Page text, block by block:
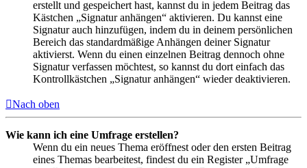
erstellt und gespeichert hast, kannst du in jedem Beitrag das
Kästchen „Signatur anhängen“ aktivieren. Du kannst eine
Signatur auch hinzufügen, indem du in deinem persönlichen
Bereich das standardmäßige Anhängen deiner Signatur
aktivierst. Wenn du einen einzelnen Beitrag dennoch ohne
Signatur verfassen möchtest, so kannst du dort einfach das
Kontrollkästchen „Signatur anhängen“ wieder deaktivieren.
Nach oben
Wie kann ich eine Umfrage erstellen?
Wenn du ein neues Thema eröffnest oder den ersten Beitrag
eines Themas bearbeitest, findest du ein Register „Umfrage